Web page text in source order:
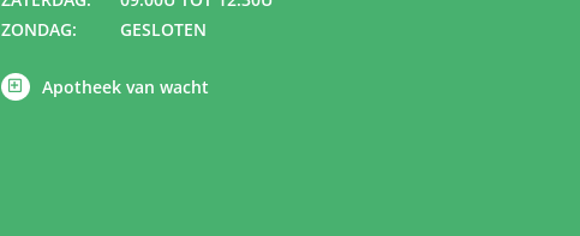
ZONDAG:
GESLOTEN
Apotheek van wacht